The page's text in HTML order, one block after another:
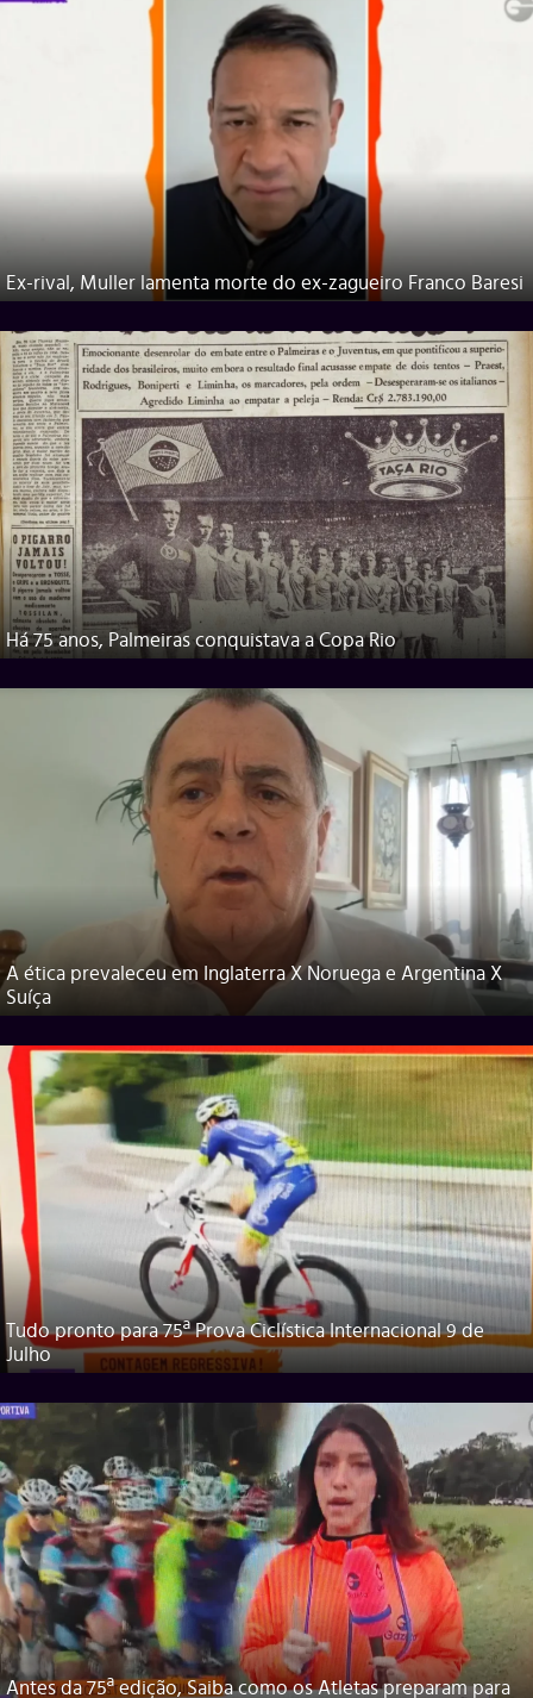
Ex-rival, Muller lamenta morte do ex-zagueiro Franco Baresi
Há 75 anos, Palmeiras conquistava a Copa Rio
A ética prevaleceu em Inglaterra X Noruega e Argentina X
Suíça
Tudo pronto para 75ª Prova Ciclística Internacional 9 de
Julho
Antes da 75ª edição, Saiba como os Atletas preparam para